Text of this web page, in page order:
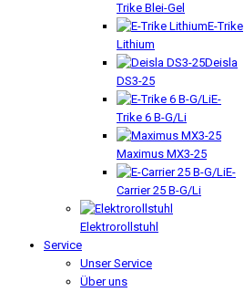
Trike Blei-Gel
E-Trike
Lithium
Deisla
DS3-25
E-
Trike 6 B-G/Li
Maximus MX3-25
E-
Carrier 25 B-G/Li
Elektrorollstuhl
Service
Unser Service
Über uns